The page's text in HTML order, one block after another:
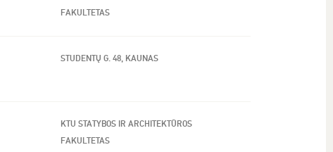
FAKULTETAS
STUDENTŲ G. 48, KAUNAS
KTU STATYBOS IR ARCHITEKTŪROS
FAKULTETAS